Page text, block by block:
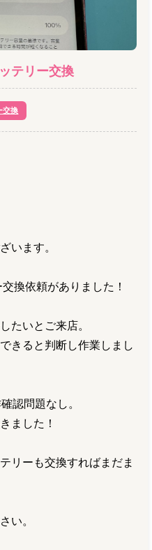
テリー交換
交換
います。
換依頼がありました！
たいとご来店。
きると判断し作業しまし
認問題なし。
ました！
リーも交換すればまだま
い。